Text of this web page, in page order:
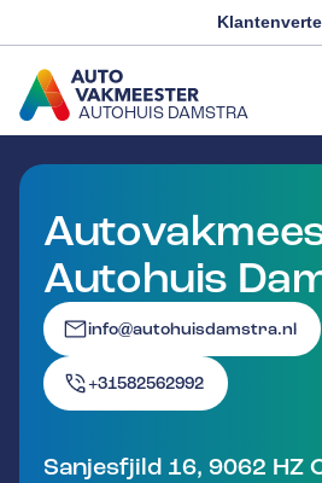
AUTOHUIS DAMSTRA
GA NAAR DE HOMEPAGINA
Autohuis
info@autohuisdamstra.nl
+31582562992
Sanjesfjild 16, 9062 HZ